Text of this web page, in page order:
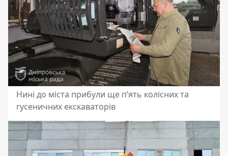
Нині до міста прибули ще пʼять колісних та
гусеничних екскаваторів